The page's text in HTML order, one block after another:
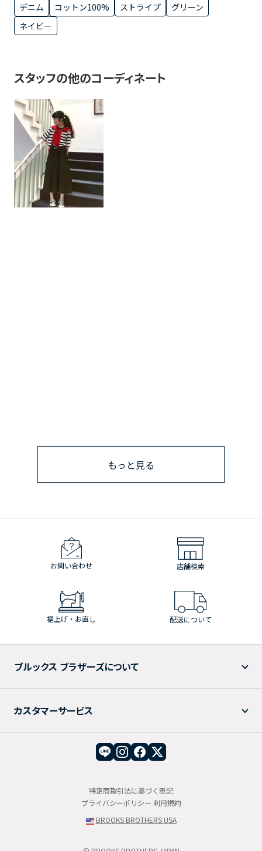
デニム
コットン100% ストライプ
グリーン
ネイビー
スタッフの他のコーディネート
もっと見る
お問い合わせ 店舗検索
裾上げ・お直し 配送について
ブルックス ブラザーズについて
カスタマーサービス
特定商取引法に基づく表記
プライバシーポリシー 利用規約
BROOKS BROTHERS USA